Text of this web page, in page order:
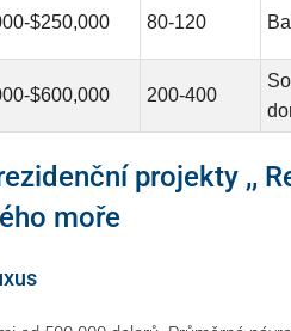
$250,000 80-120
$600,000 200-400
projekty ,,
moře